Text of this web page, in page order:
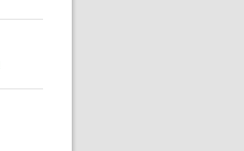
документ: Указания за издаване на